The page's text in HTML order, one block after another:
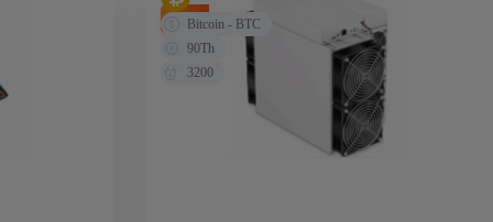
-75%Bitcoin - BTC
90Th
3200